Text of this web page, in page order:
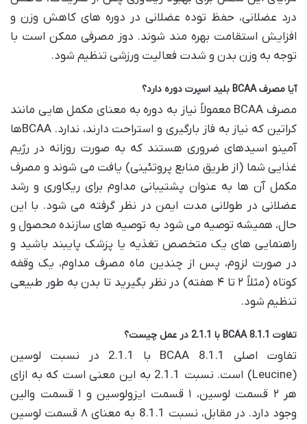
درد عضلانی، حفظ توده عضلانی در دوره های کاهش وزن و
افزایش استقامت بهره مند شوند. دوز مصرفی ممکن است با
توجه به وزن بدن و شدت فعالیت ورزشی تنظیم شود.
آیا مصرف BCAA بلید اسپرت دوره دارد؟
مصرف BCAA معمولاً نیاز به دوره به معنای مکمل هایی مانند
کراتین که نیاز به فاز بارگیری و استراحت دارند، ندارد. BCAAها
آمینو اسیدهای ضروری هستند که به صورت روزانه در رژیم
غذایی شما (از طریق منابع پروتئینی) یافت می شوند و مصرف
مکمل آن ها به عنوان پشتیبانی مداوم برای ریکاوری و رشد
عضلانی در طولانی مدت ایمن در نظر گرفته می شود. با این
حال، همیشه توصیه می شود به توصیه های سازنده محصول و
راهنمایی های یک متخصص تغذیه یا پزشک پایبند باشید و
در صورت لزوم، پس از چندین ماه مصرف مداوم، یک وقفه
کوتاه (مثلاً ۲ تا ۴ هفته) در نظر بگیرید تا بدن به طور طبیعی
تنظیم شود.
تفاوت BCAA 8.1.1 با 2.1.1 در عمل چیست؟
تفاوت اصلی BCAA 8.1.1 با 2.1.1 در نسبت لوسین
(Leucine) است. نسبت 2.1.1 به این معنی است که به ازای
هر ۲ قسمت لوسین، ۱ قسمت ایزولوسین و ۱ قسمت والین
وجود دارد. در مقابل، نسبت 8.1.1 به معنای ۸ قسمت لوسین